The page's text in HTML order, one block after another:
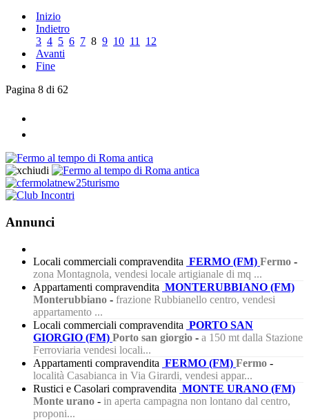
Inizio
Indietro
3 4 5 6 7 8 9 10 11
12
Avanti
Fine
Pagina 8 di 62
Annunci
Locali commerciali compravendita FERMO (FM) Fermo -
zona Montagnola, vendesi locale artigianale di mq ...
Appartamenti compravendita MONTERUBBIANO (FM)
Monterubbiano - frazione Rubbianello centro, vendesi
appartamento ...
Locali commerciali compravendita PORTO SAN
GIORGIO (FM) Porto san giorgio - a 150 mt dalla Stazione
Ferroviaria vendesi locali...
Appartamenti compravendita FERMO (FM) Fermo -
località Casabianca in Via Girardi, vendesi appar...
Rustici e Casolari compravendita MONTE URANO (FM)
Monte urano - in aperta campagna non lontano dal centro,
proponi...